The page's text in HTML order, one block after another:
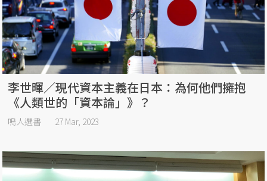
李世暉／現代資本主義在日本：為何他們擁抱
《人類世的「資本論」》？
鳴人選書 27 Mar, 2023